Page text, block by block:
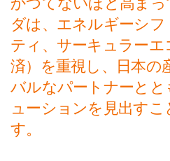
かつてないほど高ま
ダは、エネルギーシフ
ティ、サーキュラーエ
済）を重視し、日本の
バルなパートナーとと
ューションを見出すこ
す。
イベントスケ
ミッフィー
ご来場につい
Themes